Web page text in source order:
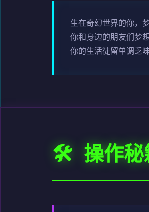
生在奇幻世界的你，
你和身边的朋友们梦
你的生活徒留单调乏味
🛠️ 操作秘